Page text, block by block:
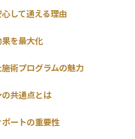
して通える理由
を最大化
術プログラムの魅力
共通点とは
ートの重要性